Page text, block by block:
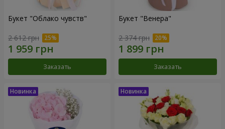
Букет "Облако чувств"
2 612 грн
Заказать
Букет "Венера"
2 374 грн
Заказать